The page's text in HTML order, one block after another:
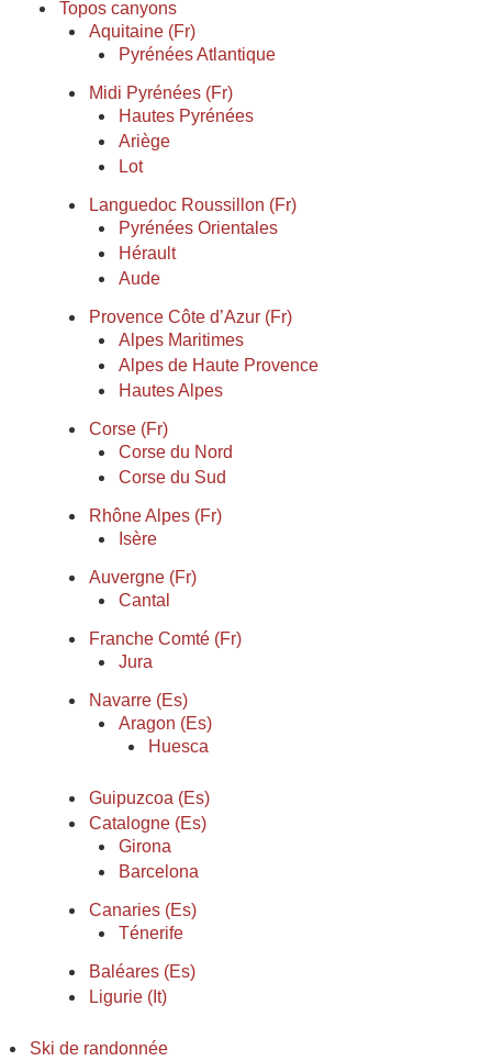
Topos canyons
Aquitaine (Fr)
Pyrénées Atlantique
Midi Pyrénées (Fr)
Hautes Pyrénées
Ariège
Lot
Languedoc Roussillon (Fr)
Pyrénées Orientales
Hérault
Aude
Provence Côte d’Azur (Fr)
Alpes Maritimes
Alpes de Haute Provence
Hautes Alpes
Corse (Fr)
Corse du Nord
Corse du Sud
Rhône Alpes (Fr)
Isère
Auvergne (Fr)
Cantal
Franche Comté (Fr)
Jura
Navarre (Es)
Aragon (Es)
Huesca
Guipuzcoa (Es)
Catalogne (Es)
Girona
Barcelona
Canaries (Es)
Ténerife
Baléares (Es)
Ligurie (It)
Ski de randonnée